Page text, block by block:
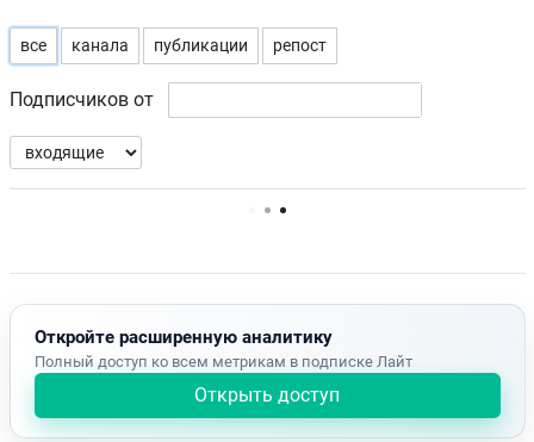
все канала публикации репост
Подписчиков от
Нет доступных упоминаний.
Откройте расширенную аналитику
Полный доступ ко всем метрикам в подписке Лайт
Открыть доступ